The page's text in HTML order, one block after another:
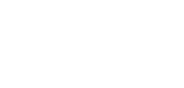
normativa vixente en materia de
de Carácter Persoal, a Real Academia
usuarios que faciliten o seu correo
calquera outra información de carácter
datos serán obxecto de tratamento
confidencial e incorporados aos seus
Así mesmo, os usuarios poderán exercer o